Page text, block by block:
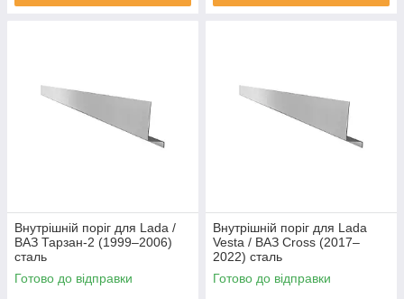
Внутрішній поріг для Lada /
ВАЗ Тарзан-2 (1999–2006)
сталь
Готово до відправки
Внутрішній поріг для Lada
Vesta / ВАЗ Cross (2017–
2022) сталь
Готово до відправки